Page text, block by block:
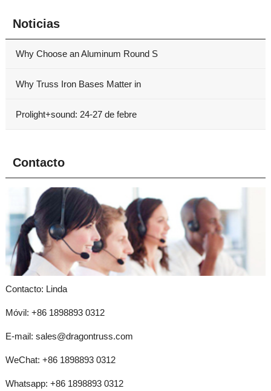
Noticias
Why Choose an Aluminum Round S
Why Truss Iron Bases Matter in
Prolight+sound: 24-27 de febre
Contacto
Contacto: Linda
Móvil: +86 1898893 0312
E-mail: sales@dragontruss.com
WeChat: +86 1898893 0312
Whatsapp: +86 1898893 0312